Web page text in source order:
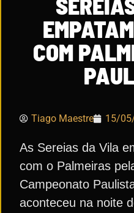
COM
Tiago Maestre 15/
As Sereias da Vila
com o Palmeiras
Campeonato
aconteceu na noite